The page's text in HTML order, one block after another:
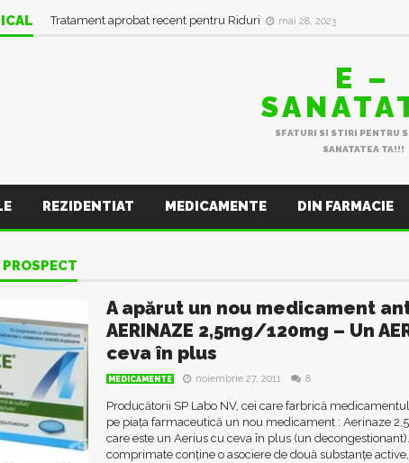
Tratament aprobat recent pentru Riduri mai 28, 2023
E –
SFATURI SI STIRI PENTRU
SANATATEA TA!!!
REZIDENTIAT MEDICAMENTE DIN FARMACIE
A apărut un nou medicament
AERINAZE 2,5mg/120mg – Un
ceva în plus
MEDICAMENTE noiembrie 27, 2011 8
Producătorii SP Labo NV, cei care farbrică
pe piața farmaceutică un nou medicament : Aerinaze
care este un Aerius cu ceva în plus (un
comprimate conține o asociere de două substanțe active,